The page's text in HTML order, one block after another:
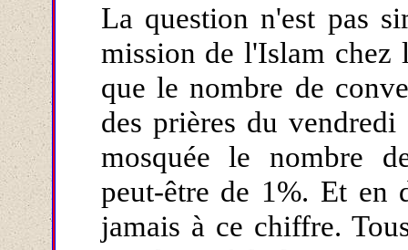
La question n'est pas
mission de l'Islam chez
que le nombre de
des prières du
mosquée le nombre
peut-être de 1%. Et en
jamais à ce chiffre.